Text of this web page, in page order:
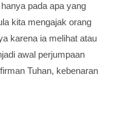
pada apa yang
kita mengajak orang
karena ia melihat atau
awal perjumpaan
Tuhan, kebenaran